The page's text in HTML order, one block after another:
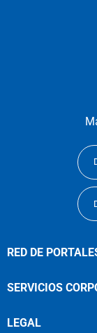
RED DE
SERVICIOS
LEGAL